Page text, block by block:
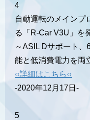
4
自動運転のメインプ
る「R-Car V3U」を
～ASIL Dサポート
能と低消費電力を両
○詳細はこちら○
-2020年12月17日-
5